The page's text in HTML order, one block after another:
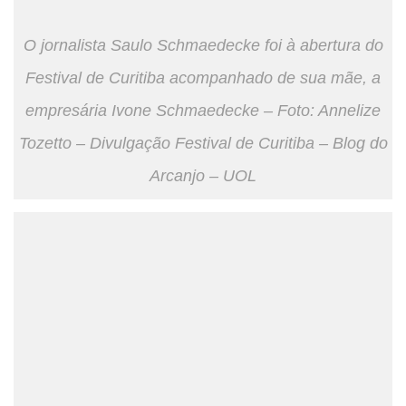
O jornalista Saulo Schmaedecke foi à abertura do
Festival de Curitiba acompanhado de sua mãe, a
empresária Ivone Schmaedecke – Foto: Annelize
Tozetto – Divulgação Festival de Curitiba – Blog do
Arcanjo – UOL